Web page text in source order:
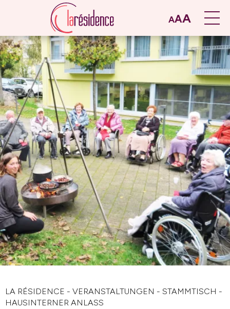
AAA
LA RÉSIDENCE - VERANSTALTUNGEN - STAMMTISCH -
HAUSINTERNER ANLASS